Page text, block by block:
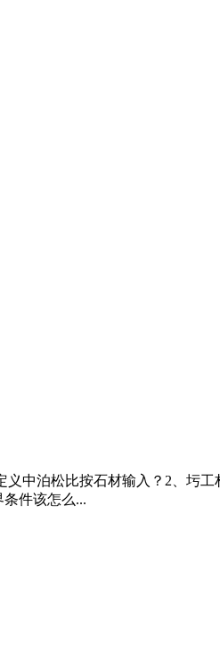
中泊松比按石材输入？2、圬
件该怎么...